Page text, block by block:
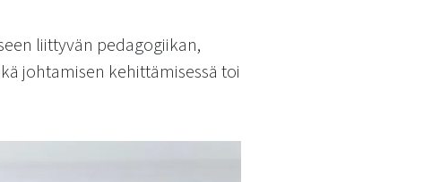
liittyvän pedagogiikan,
johtamisen kehittämisessä toi